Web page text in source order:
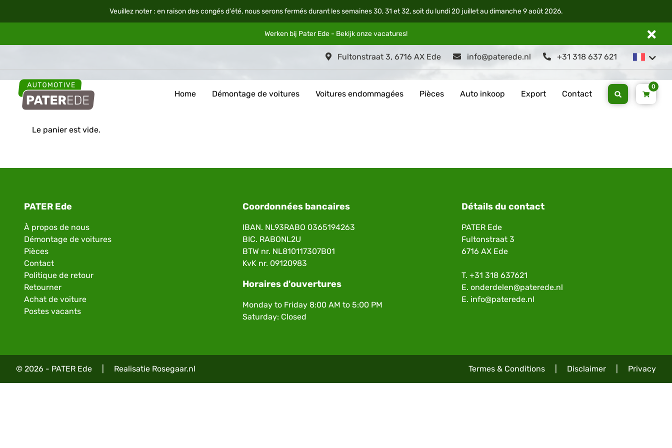
Veuillez noter : en raison des congés d'été, nous serons fermés durant les semaines 30, 31 et 32, soit du lundi 20 juillet au dimanche 9 août 2026.
Werken bij Pater Ede - Bekijk onzevacatures!
Fultonstraat 3, 6716 AX Ede info@paterede.nl +31 318 637 621
Home Démontage de voitures Voitures endommagées Pièces Auto inkoop Export Contact
0
Le panier est vide.
PATER Ede
À propos de nous
Démontage de voitures
Pièces
Contact
Politique de retour
Retourner
Achat de voiture
Postes vacants
Coordonnées bancaires
IBAN. NL93RABO 0365194263
BIC. RABONL2U
BTW nr. NL810117307B01
KvK nr. 09120983
Horaires d'ouvertures
Monday to Friday 8:00 AM to 5:00 PM
Saturday: Closed
Détails du contact
PATER Ede
Fultonstraat 3
6716 AX Ede
T. +31 318 637621
E. onderdelen@paterede.nl
E. info@paterede.nl
© 2026 - PATER Ede Realisatie Rosegaar.nl Termes & Conditions Disclaimer Privacy